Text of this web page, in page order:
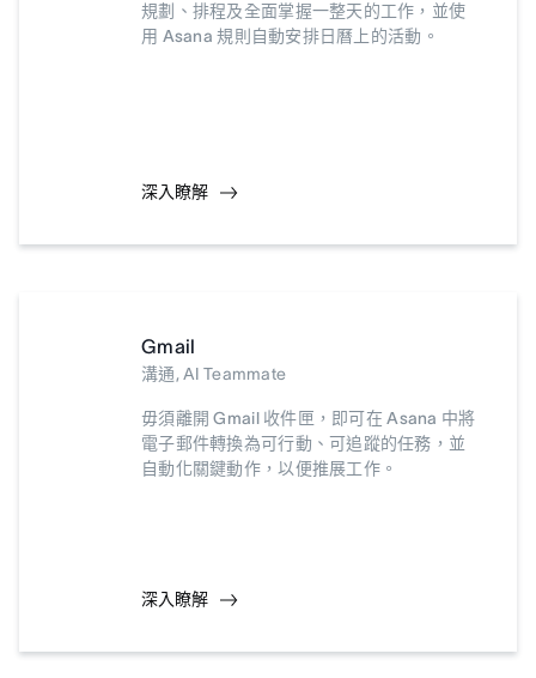
規劃、排程及全面掌握一整天的工作，並使
用 Asana 規則自動安排日曆上的活動。
深入瞭解
Gmail
溝通, AI Teammate
毋須離開 Gmail 收件匣，即可在 Asana 中將
電子郵件轉換為可行動、可追蹤的任務，並
自動化關鍵動作，以便推展工作。
深入瞭解